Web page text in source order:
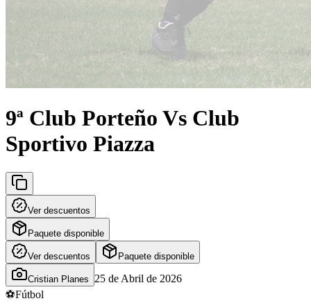
9ª Club Porteño Vs Club
Sportivo Piazza
Ver descuentos
Paquete disponible
Ver descuentos Paquete disponible
Cristian Planes
25 de Abril de 2026
⚽Fútbol